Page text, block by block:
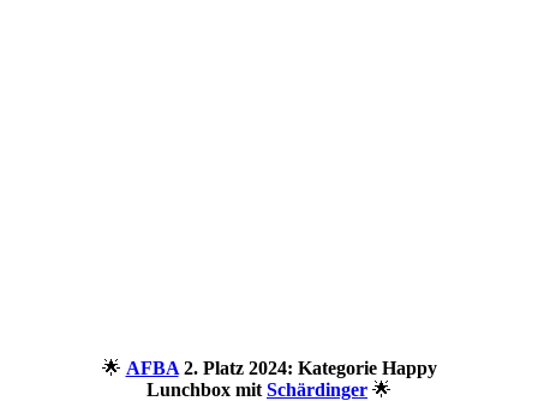
🌟 AFBA2. Platz 2024: Kategorie Happy
Lunchbox mit Schärdinger 🌟